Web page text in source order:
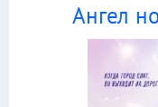
Ангел